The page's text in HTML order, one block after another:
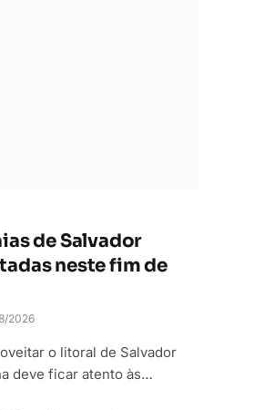
de Salvador
neste fim de
2026
o litoral de Salvador
deve ficar atento às…